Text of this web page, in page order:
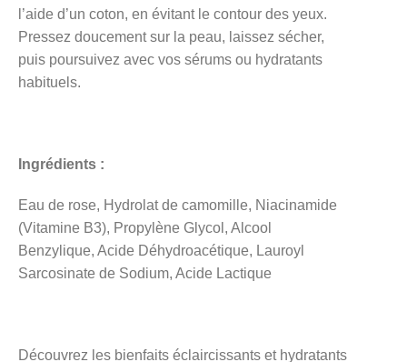
l’aide d’un coton, en évitant le contour des yeux.
Pressez doucement sur la peau, laissez sécher,
puis poursuivez avec vos sérums ou hydratants
habituels.
Ingrédients :
Eau de rose, Hydrolat de camomille, Niacinamide
(Vitamine B3), Propylène Glycol, Alcool
Benzylique, Acide Déhydroacétique, Lauroyl
Sarcosinate de Sodium, Acide Lactique
Découvrez les bienfaits éclaircissants et hydratants